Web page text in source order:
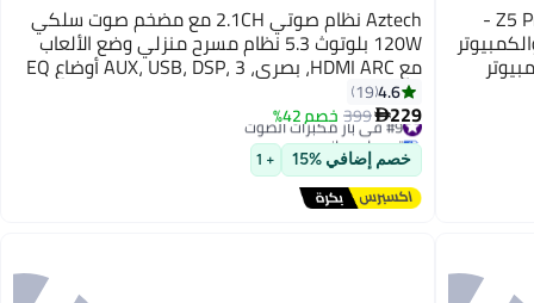
فاستر Z5 Premium 12W Bluetooth Soundbar -
-
Aztech نظام صوتي 2.1CH مع مضخم صوت سلكي
120W بلوتوث 5.3 نظام مسرح منزلي وضع الألعاب
مع HDMI ARC، بصري، AUX، USB، DSP، 3 أوضاع EQ
وجهاز تحكم عن بعد
4.6
19
229
399خصم 42% #9 في بار مكبرات الصوت
توصيل مجاني
#9 في بار مكبرات الصوت
خصم إضافي %15 + 1